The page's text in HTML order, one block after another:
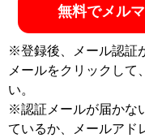
無料でメル
※登録後、メール認証
メールをクリックして
い。
※認証メールが届かな
ているか、メールアド